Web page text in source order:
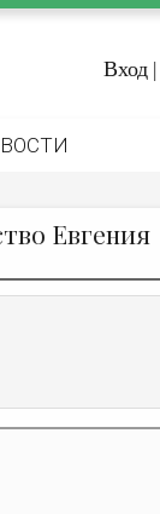
Вход |
Евгения